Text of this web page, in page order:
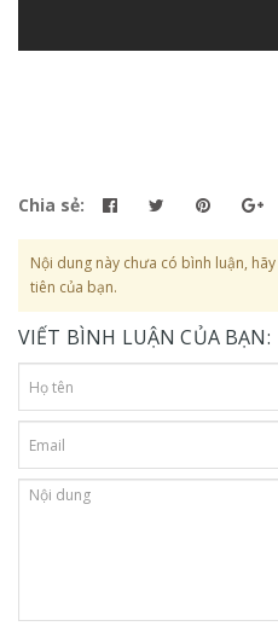
Chia sẻ:
Nội dung này chưa có bình luận,
tiên của bạn.
VIẾT BÌNH LUẬN CỦA BẠN: